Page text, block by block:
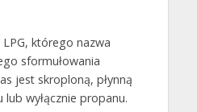
którego nazwa
sformułowania
jest skroploną, płynną
wyłącznie propanu.